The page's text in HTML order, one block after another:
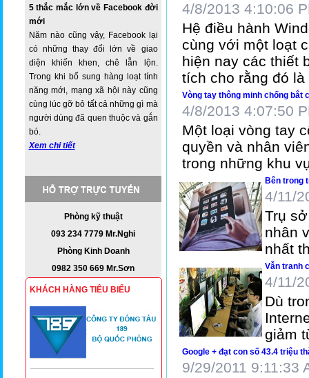
5 thắc mắc lớn về Facebook đời
mới
Năm nào cũng vậy, Facebook lại
có những thay đổi lớn về giao
diện khiến khen, chê lẫn lộn.
Trong khi bổ sung hàng loạt tính
năng mới, mạng xã hội này cũng
cùng lúc gỡ bỏ tất cả những gì mà
người dùng đã quen thuộc và gắn
bó.
Xem chi tiết
Phòng kỹ thuật
093 234 7779 Mr.Nghi
Phòng Kinh Doanh
0982 350 669 Mr.Sơn
KHÁCH HÀNG TIÊU BIỂU
4/8/2013 4:10:06
Hệ điều hành
cùng với một loạt
hiện nay các thiết
tích cho rằng đó là
Vòng tay thông minh chống bắt
4/8/2013 4:07:50
Một loại vòng tay
quyền và nhân
trong những khu
Bên trong
4/11/
Trụ
nhân
nhất
Vẫn tranh
4/11/
Dù
giảm
Google + đạt con số 43.4 triệu
9/29/2011 9:11:33